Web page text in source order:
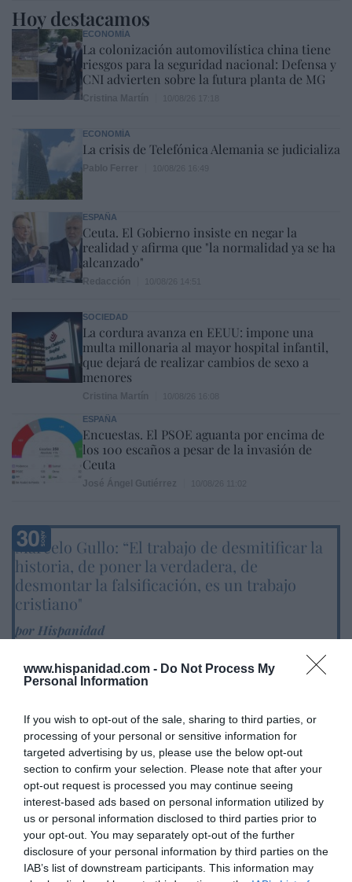
www.hispanidad.com - Do Not Process My
Personal Information
If you wish to opt-out of the sale, sharing to third parties, or
processing of your personal or sensitive information for
targeted advertising by us, please use the below opt-out
section to confirm your selection. Please note that after your
opt-out request is processed you may continue seeing
interest-based ads based on personal information utilized by
us or personal information disclosed to third parties prior to
your opt-out. You may separately opt-out of the further
disclosure of your personal information by third parties on the
IAB’s list of downstream participants. This information may
Hoy destacamos
ECONOMÍA
La colonización automovilística china tiene
riesgos para la seguridad nacional: Defensa y
CNI advierten sobre la futura planta de MG
ECONOMÍA
La crisis de Telefónica Alemania se judicializa
ESPAÑA
Ceuta. El Gobierno insiste en negar la
realidad y afirma que "la normalidad ya se ha
alcanzado"
SOCIEDAD
La cordura avanza en EEUU: impone una
multa millonaria al mayor hospital infantil,
que dejará de realizar cambios de sexo a
menores
ESPAÑA
Encuestas. El PSOE aguanta por encima de
los 100 escaños a pesar de la invasión de
Ceuta
Marcelo Gullo: “El trabajo de desmitificar la
historia, de poner la verdadera, de
desmontar la falsificación, es un trabajo
cristiano"
por Hispanidad
DIARIO DE LA CORRUPCIÓN SANCHISTA
Diario de la corrupción sanchista. Hazte
Oír se manifiesta delante de La Mareta:
“Pedro Sánchez es un criminal”
por Redacción
Artículos anteriores
Opinión